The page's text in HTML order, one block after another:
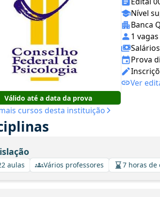
Válido até a data da prova
cursos desta instituição
Nível
Banca
1 vagas
Prova
Ver
aulas Vários professores 7 horas de